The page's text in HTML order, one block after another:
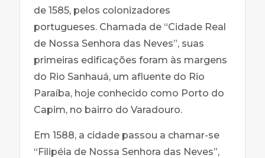
de 1585, pelos colonizadores
portugueses. Chamada de “Cidade Real
de Nossa Senhora das Neves”, suas
primeiras edificações foram às margens
do Rio Sanhauá, um afluente do Rio
Paraíba, hoje conhecido como Porto do
Capim, no bairro do Varadouro.
Em 1588, a cidade passou a chamar-se
“Filipéia de Nossa Senhora das Neves”,